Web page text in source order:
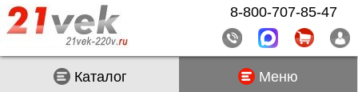
Каталог Меню
8-800-707-85-47